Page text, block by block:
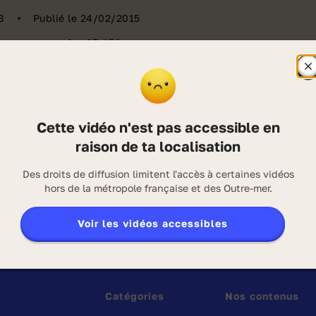
Publié le 24/02/2015
(2/2)
compléments remplacent un nom ou un
éviter les répétitions. Par exemple : peux-tu
avec une échelle ? non, je ne peux pas y
le ciel.
CNDP
2014
25
par :
Cette vidéo n'est pas accessible en
raison de ta localisation
Des droits de diffusion limitent l'accès à certaines vidéos
hors de la métropole française et des Outre-mer.
Voir les vidéos accessibles
Catégories Nos contenus